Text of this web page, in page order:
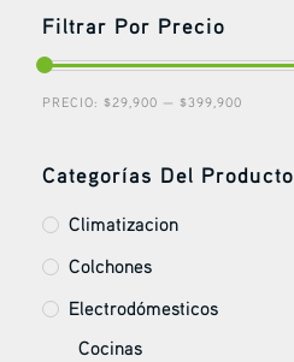
Filtrar Por Precio
PRECIO: $29,900 — $399,900
Categorías Del Producto
Climatizacion
Colchones
Electrodómesticos
Cocinas